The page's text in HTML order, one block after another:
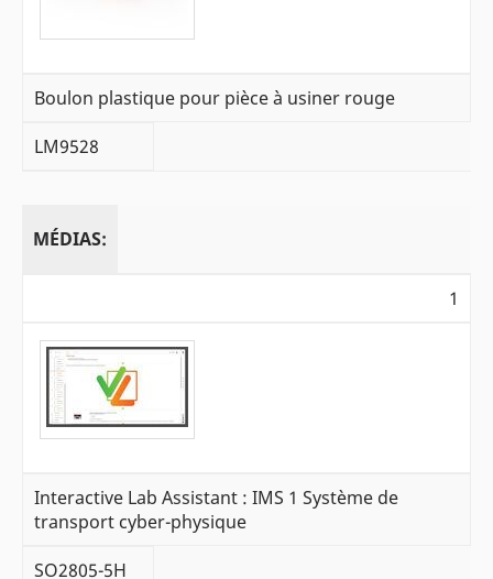
Boulon plastique pour pièce à usiner rouge
LM9528
MÉDIAS:
1
Interactive Lab Assistant : IMS 1 Système de
transport cyber-physique
SO2805-5H